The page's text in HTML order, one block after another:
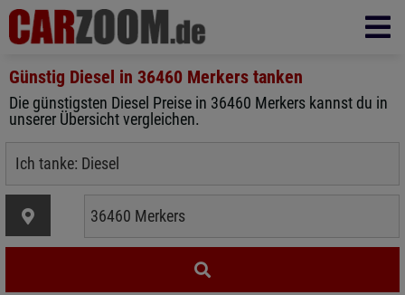
Günstig Diesel in 36460 Merkers tanken
Die günstigsten Diesel Preise in 36460 Merkers kannst du in
unserer Übersicht vergleichen.